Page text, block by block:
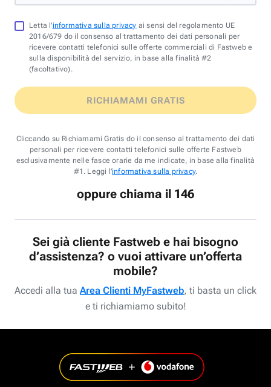
Letta l'informativa sulla privacy ai sensi del regolamento UE
2016/679 do il consenso al trattamento dei dati personali per
ricevere contatti telefonici sulle offerte commerciali di Fastweb e
sulla disponibilità del servizio, in base alla finalità #2
(facoltativo).
RICHIAMAMI GRATIS
Cliccando su Richiamami Gratis do il consenso al trattamento dei dati
personali per ricevere contatti telefonici sulle offerte Fastweb
esclusivamente nelle fasce orarie da me indicate, in base alla finalità
#1. Leggi l'informativa sulla privacy.
oppure chiama il 146
Sei già cliente Fastweb e hai bisogno
d’assistenza? o vuoi attivare un’offerta
mobile?
Accedi alla tua Area Clienti MyFastweb, ti basta un click
e ti richiamiamo subito!